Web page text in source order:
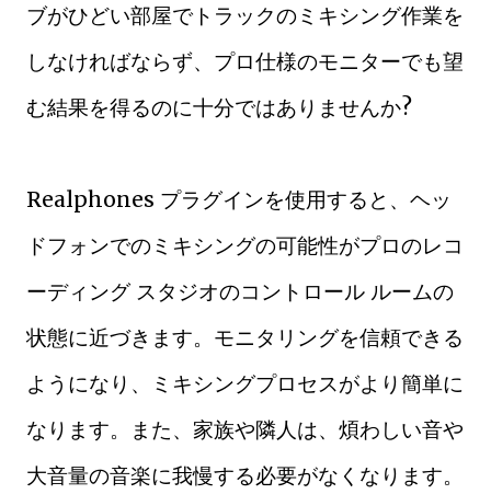
ブがひどい部屋でトラックのミキシング作業を
しなければならず、プロ仕様のモニターでも望
む結果を得るのに十分ではありませんか?
Realphones プラグインを使用すると、ヘッ
ドフォンでのミキシングの可能性がプロのレコ
ーディング スタジオのコントロール ルームの
状態に近づきます。モニタリングを信頼できる
ようになり、ミキシングプロセスがより簡単に
なります。また、家族や隣人は、煩わしい音や
大音量の​​音楽に我慢する必要がなくなります。